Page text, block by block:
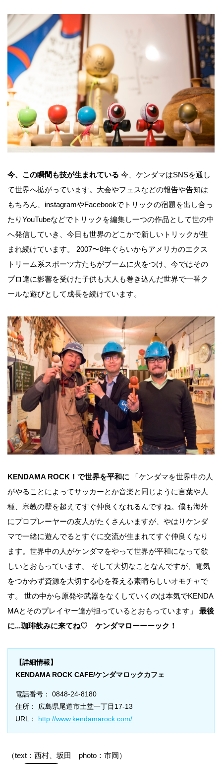
今、この瞬間も技が生まれている 今、ケンダマはSNSを通し
て世界へ拡がっています。大会やフェスなどの報告や告知は
もちろん、instagramやFacebookでトリックの宿題を出し合っ
たりYouTubeなどでトリックを編集し一つの作品として世の中
へ発信していき、今日も世界のどこかで新しいトリックが生
まれ続けています。 2007〜8年ぐらいからアメリカのエクス
トリーム系スポーツ方たちがブームに火をつけ、今ではその
プロ達に影響を受けた子供も大人も巻き込んだ世界で一番ク
ールな遊びとして成長を続けています。
KENDAMA ROCK！で世界を平和に 「ケンダマを世界中の人
がやることによってサッカーとか音楽と同じように言葉や人
種、宗教の壁を超えてすぐ仲良くなれるんですね。僕も海外
にプロプレーヤーの友人がたくさんいますが、やはりケンダ
マで一緒に遊んでるとすぐに交流が生まれてすぐ仲良くなり
ます。世界中の人がケンダマをやって世界が平和になって欲
しいとおもっています。 そして大切なことなんですが、電気
をつかわず資源を大切する心を養える素晴らしいオモチャで
す。 世の中から原発や武器をなくしていくのは本気でKENDA
MAとそのプレイヤー達が担っているとおもっています」 最後
に...珈琲飲みに来てね♡ ケンダマローーーック！
【詳細情報】
KENDAMA ROCK CAFE/ケンダマロックカフェ
電話番号： 0848-24-8180
住所： 広島県尾道市土堂一丁目17-13
URL： http://www.kendamarock.com/
（text：西村、坂田 photo：市岡）